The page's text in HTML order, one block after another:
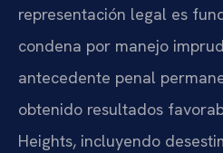
representación legal es
condena por manejo
antecedente penal
obtenido resultados
Heights, incluyendo